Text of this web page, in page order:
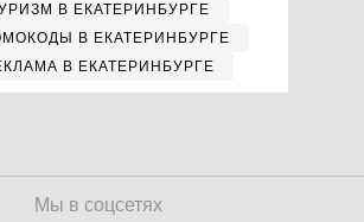
В ЕКАТЕРИНБУРГЕ
В ЕКАТЕРИНБУРГЕ
В ЕКАТЕРИНБУРГЕ
Мы в соцсетях